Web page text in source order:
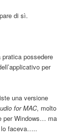
di sì.
possedere
per
una versione
for MAC, molto
per Windows… ma
lo faceva…..